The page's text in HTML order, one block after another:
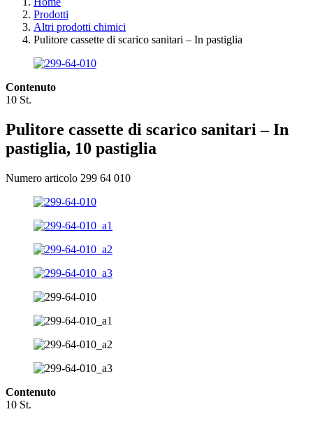
Prodotti
Altri prodotti chimici
Pulitore cassette di scarico sanitari – In pastiglia
Contenuto
10 St.
Pulitore cassette di scarico sanitari – In
pastiglia, 10 pastiglia
Numero articolo 299 64 010
Contenuto
10 St.